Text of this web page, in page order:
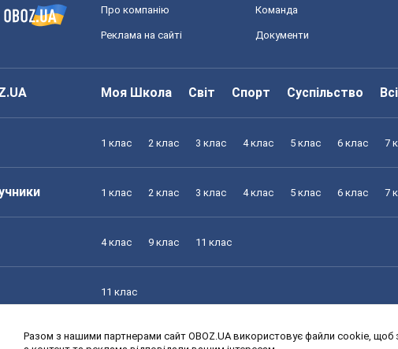
Про компанію Команда
Реклама на сайті Документи
Моя Школа Світ Спорт Суспільство
1 клас 2 клас 3 клас 4 клас 5 клас 6 клас 7
1 клас 2 клас 3 клас 4 клас 5 клас 6 клас 7
4 клас 9 клас 11 клас
11 клас
уроки 1 клас 2 клас 3 клас 4 клас 5 клас 6 клас 7
Разом з нашими партнерами сайт OBOZ.UA використовує файли cookie, щоб